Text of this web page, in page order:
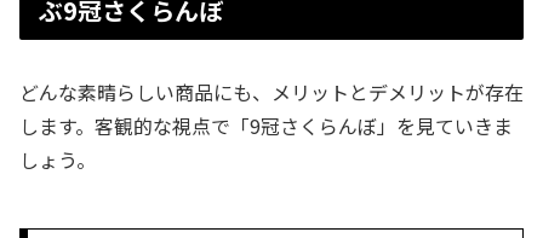
ぶ9冠さくらんぼ
どんな素晴らしい商品にも、メリットとデメリットが存在
します。客観的な視点で「9冠さくらんぼ」を見ていきま
しょう。